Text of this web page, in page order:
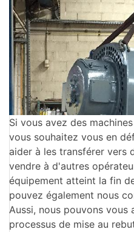
Si vous avez des
vous souhaitez vous en
aider à les transférer vers
vendre à d'autres
équipement atteint la fin
pouvez également nous
Aussi, nous pouvons vous
processus de mise au